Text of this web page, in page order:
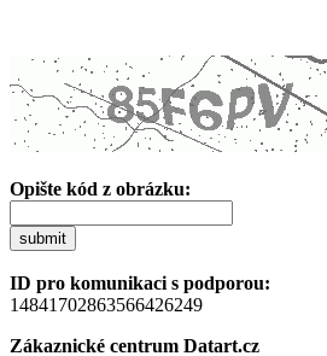
Opište kód z obrázku:
submit
ID pro komunikaci s podporou:
14841702863566426249
Zákaznické centrum Datart.cz